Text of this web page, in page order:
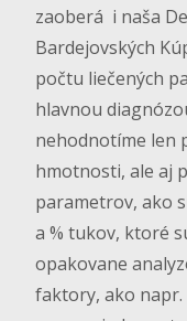
zaoberá i naša
Bardejovských
počtu liečených
hlavnou
nehodnotíme len
hmotnosti, ale aj
parametrov, ako
a % tukov, ktoré
opakovane
faktory, ako